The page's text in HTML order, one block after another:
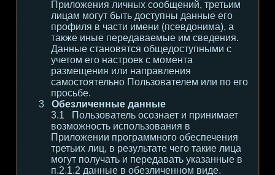
Приложения личных сообщений, третьим
лицам могут быть доступны данные его
профиля в части имени (псевдонима), а
также иные передаваемые им сведения.
Данные становятся общедоступными с
учетом его настроек с момента
размещения или направления
самостоятельно Пользователем или по его
просьбе.
Обезличенные данные
Пользователь осознает и принимает
возможность использования в
Приложении программного обеспечения
третьих лиц, в результате чего такие лица
могут получать и передавать указанные в
п.2.1.2 данные в обезличенном виде.